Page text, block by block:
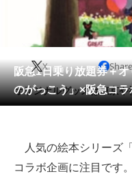
会員記事
メディア
阪急1日乗り放題券＋
のがっこう」×阪急コ
X Share
オリジナルグッズは東京
人気の絵本シリーズ
コラボ企画に注目です